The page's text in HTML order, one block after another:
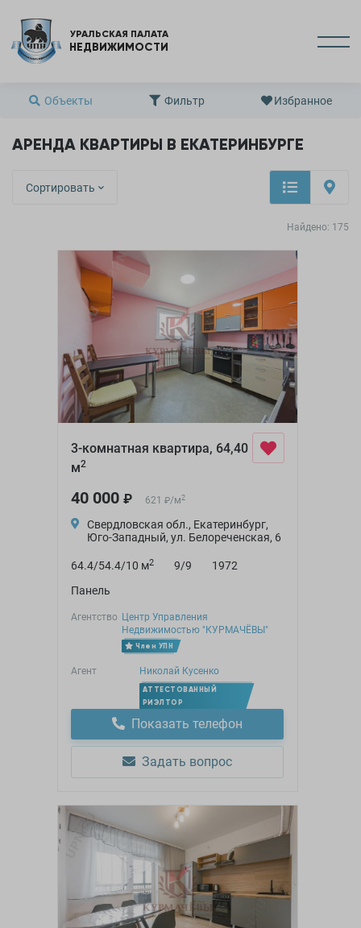
УРАЛЬСКАЯ ПАЛАТА
НЕДВИЖИМОСТИ
Объекты Фильтр Избранное
АРЕНДА КВАРТИРЫ В ЕКАТЕРИНБУРГЕ
Сортировать
Найдено: 175
3-комнатная квартира, 64,40
м2
40 000 ₽ 621 ₽/м2
Свердловская обл., Екатеринбург,
Юго-Западный, ул. Белореченская, 6
64.4/54.4/10 м2 9/9
1972
Панель
Агентство Центр Управления
Недвижимостью "КУРМАЧЁВЫ"
Член УПН
Агент Николай Кусенко
АТТЕСТОВАННЫЙ
РИЭЛТОР
Показать телефон
Задать вопрос